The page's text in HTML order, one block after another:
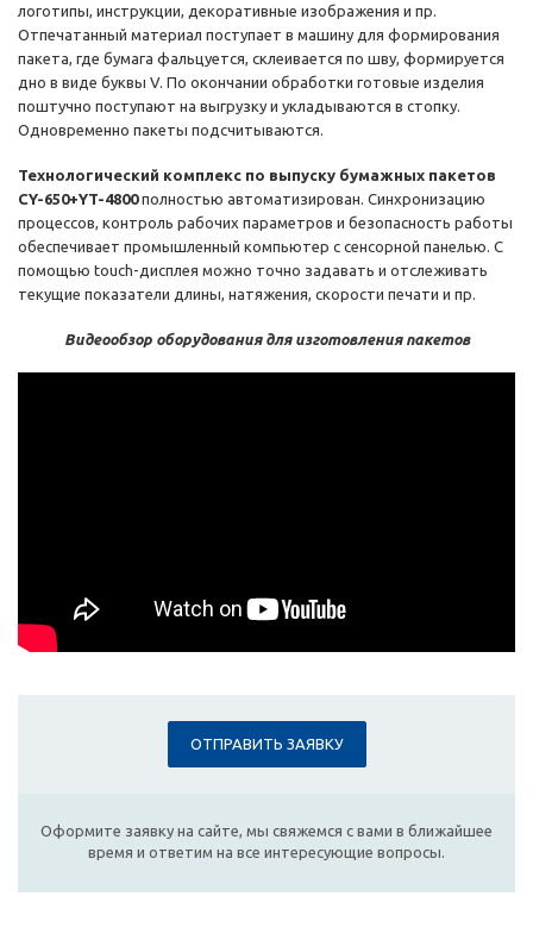
логотипы, инструкции, декоративные изображения и пр.
Отпечатанный материал поступает в машину для формирования
пакета, где бумага фальцуется, склеивается по шву, формируется
дно в виде буквы V. По окончании обработки готовые изделия
поштучно поступают на выгрузку и укладываются в стопку.
Одновременно пакеты подсчитываются.
Технологический комплекс по выпуску бумажных пакетов
CY-650+YT-4800полностью автоматизирован. Синхронизацию
процессов, контроль рабочих параметров и безопасность работы
обеспечивает промышленный компьютер с сенсорной панелью. С
помощью touch-дисплея можно точно задавать и отслеживать
текущие показатели длины, натяжения, скорости печати и пр.
Видеообзор оборудования для изготовления пакетов
ОТПРАВИТЬ ЗАЯВКУ
Оформите заявку на сайте, мы свяжемся с вами в ближайшее
время и ответим на все интересующие вопросы.